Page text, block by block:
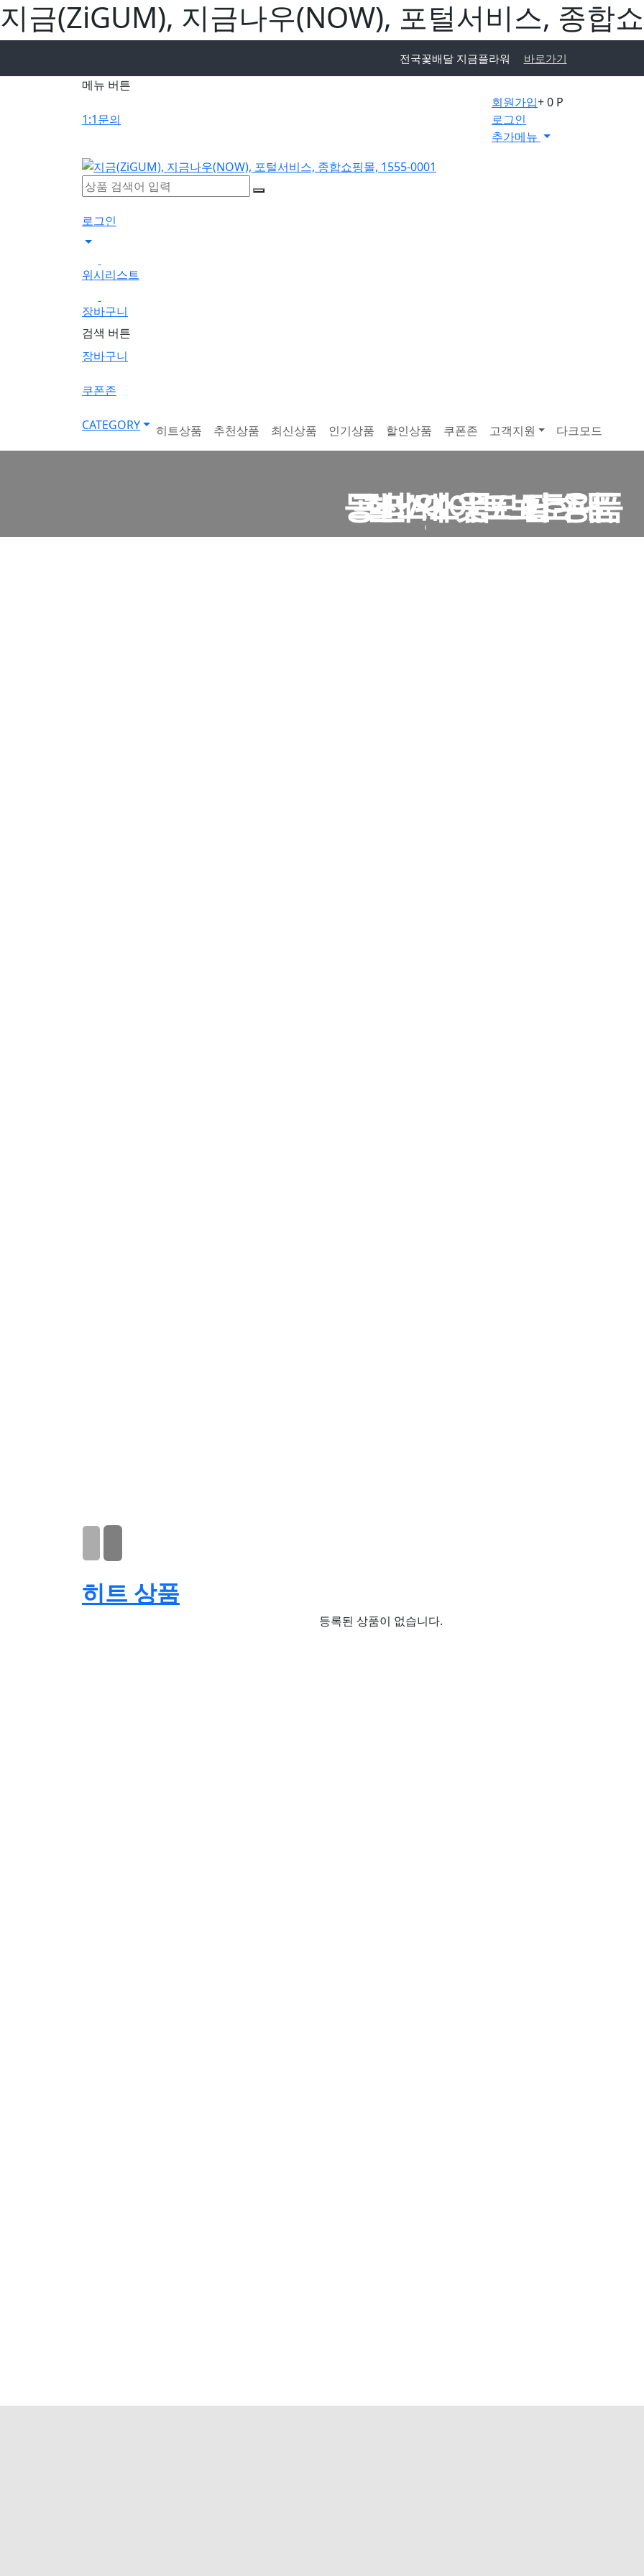
지금(ZiGUM), 지금나우(NOW), 포털서비스, 종합
전국꽃배달 지금플라워 바로가기
메뉴 버튼
1:1문의
회원가입+ 0 P
로그인
추가메뉴
로그인
위시리스트
장바구니
검색 버튼
장바구니
쿠폰존
CATEGORY 히트상품 추천상품 최신상품 인기상품 할인상품 쿠폰존 고객지원 다크모드
등산/아웃도어 용품
헬스소품/보호대
프리웨이트 필수품
히트 상품
등록된 상품이 없습니다.